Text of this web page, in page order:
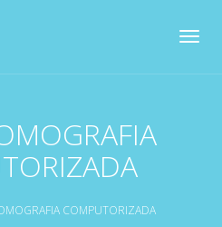
COMPUTORIZADA